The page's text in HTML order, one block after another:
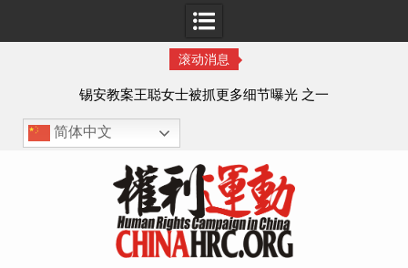
滚动消息
锡安教案王聪女士被抓更多细节曝光 之一
简体中文